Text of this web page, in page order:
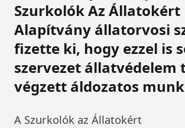
Szurkolók Az Állatokért
Alapítvány állatorvosi
fizette ki, hogy ezzel is
szervezet állatvédelem
végzett áldozatos
A Szurkolók az Állatokért